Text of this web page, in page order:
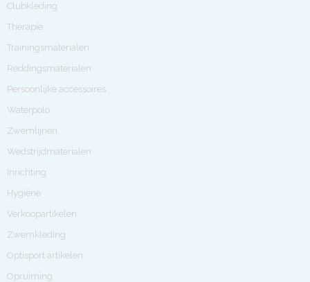
Clubkleding
Therapie
Trainingsmaterialen
Reddingsmaterialen
Persoonlijke accessoires
Waterpolo
Zwemlijnen
Wedstrijdmaterialen
Inrichting
Hygiëne
Verkoopartikelen
Zwemkleding
Optisport artikelen
Opruiming